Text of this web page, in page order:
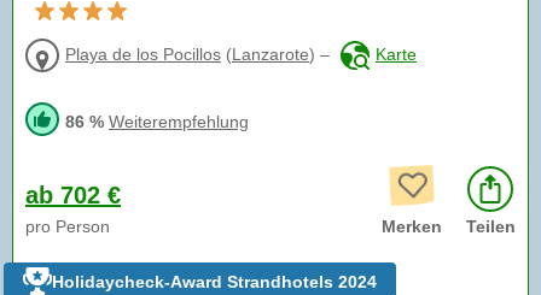
Playa de los Pocillos (Lanzarote) – Karte
86 % Weiterempfehlung
ab 702 €
pro Person Merken Teilen
Holidaycheck-Award Strandhotels 2024